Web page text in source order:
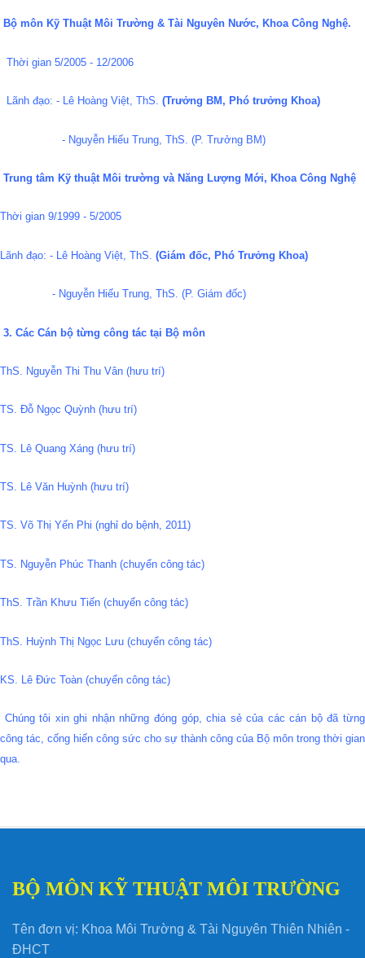
Bộ môn Kỹ Thuật Môi Trường & Tài Nguyên Nước, Khoa Công Nghệ.
Thời gian 5/2005 - 12/2006
Lãnh đạo: - Lê Hoàng Việt, ThS. (Trưởng BM, Phó trưởng Khoa)
- Nguyễn Hiếu Trung, ThS. (P. Trưởng BM)
Trung tâm Kỹ thuật Môi trường và Năng Lượng Mới, Khoa Công Nghệ
Thời gian 9/1999 - 5/2005
Lãnh đạo: - Lê Hoàng Việt, ThS. (Giám đốc, Phó Trưởng Khoa)
- Nguyễn Hiếu Trung, ThS. (P. Giám đốc)
3. Các Cán bộ từng công tác tại Bộ môn
ThS. Nguyễn Thi Thu Vân (hưu trí)
TS. Đỗ Ngọc Quỳnh (hưu trí)
TS. Lê Quang Xáng (hưu trí)
TS. Lê Văn Huỳnh (hưu trí)
TS. Võ Thị Yến Phi (nghỉ do bệnh, 2011)
TS. Nguyễn Phúc Thanh (chuyển công tác)
ThS. Trần Khưu Tiến (chuyển công tác)
ThS. Huỳnh Thị Ngọc Lưu (chuyển công tác)
KS. Lê Đức Toàn (chuyển công tác)
Chúng tôi xin ghi nhận những đóng góp, chia sẻ của các cán bộ đã từng
công tác, cống hiến công sức cho sự thành công của Bộ môn trong thời gian
qua.
BỘ MÔN KỸ THUẬT MÔI TRƯỜNG
Tên đơn vị: Khoa Môi Trường & Tài Nguyên Thiên Nhiên -
ĐHCT